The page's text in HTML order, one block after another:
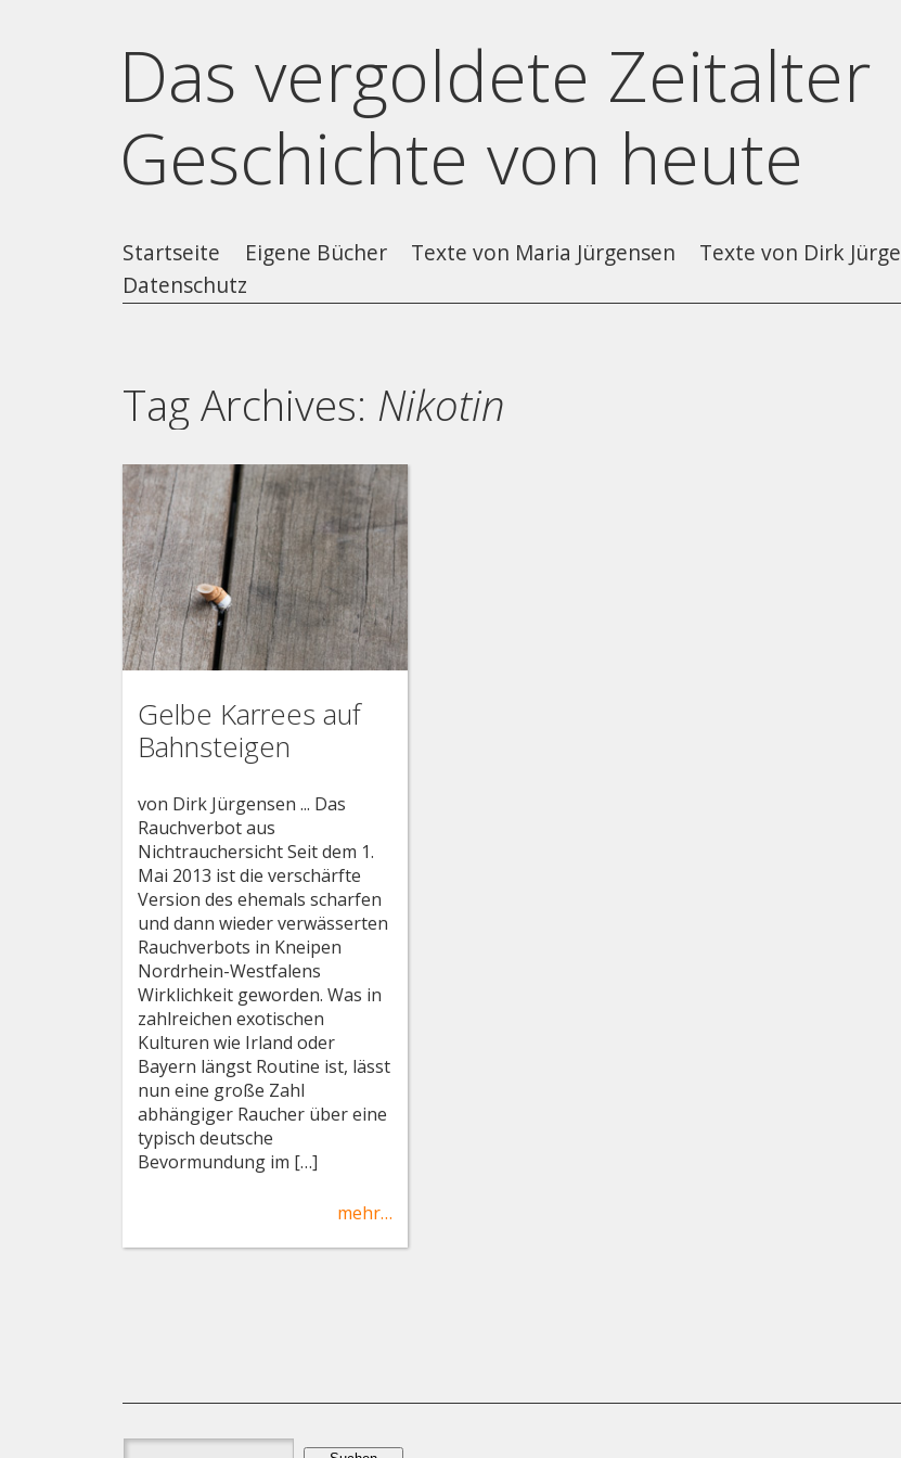
Das vergoldete Zeitalter
Geschichte von heute
Startseite Eigene Bücher Texte von Maria Jürgensen Texte von Dirk
Datenschutz
Tag Archives: Nikotin
Gelbe Karrees auf
Bahnsteigen
von Dirk Jürgensen ... Das
Rauchverbot aus
Nichtrauchersicht Seit dem 1.
Mai 2013 ist die verschärfte
Version des ehemals scharfen
und dann wieder verwässerten
Rauchverbots in Kneipen
Nordrhein-Westfalens
Wirklichkeit geworden. Was in
zahlreichen exotischen
Kulturen wie Irland oder
Bayern längst Routine ist, lässt
nun eine große Zahl
abhängiger Raucher über eine
typisch deutsche
Bevormundung im […]
mehr…
Suchen